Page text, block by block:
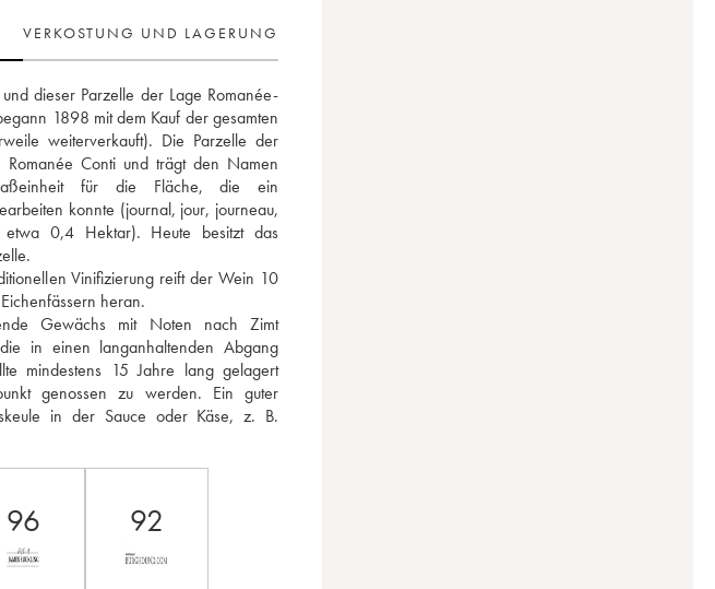
VERKOSTUNG UND LAGERUNG
dieser Parzelle der Lage Romanée-
1898 mit dem Kauf der gesamten
weiterverkauft). Die Parzelle der
Conti und trägt den Namen
für die Fläche, die ein
konnte (journal, jour, journeau,
0,4 Hektar). Heute besitzt das
Vinifizierung reift der Wein 10
heran.
Gewächs mit Noten nach Zimt
in einen langanhaltenden Abgang
mindestens 15 Jahre lang gelagert
genossen zu werden. Ein guter
in der Sauce oder Käse, z. B.
96 92